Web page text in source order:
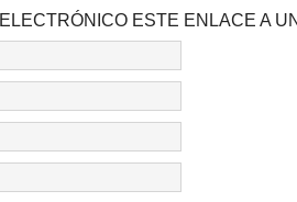
ESTE ENLACE A